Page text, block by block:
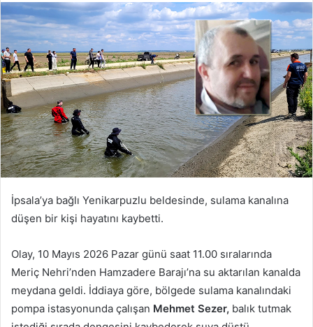
posta
göndermek
İpsala’ya bağlı Yenikarpuzlu beldesinde, sulama kanalına
düşen bir kişi hayatını kaybetti.
Olay, 10 Mayıs 2026 Pazar günü saat 11.00 sıralarında
Meriç Nehri’nden Hamzadere Barajı’na su aktarılan kanalda
meydana geldi. İddiaya göre, bölgede sulama kanalındaki
pompa istasyonunda çalışan Mehmet Sezer, balık tutmak